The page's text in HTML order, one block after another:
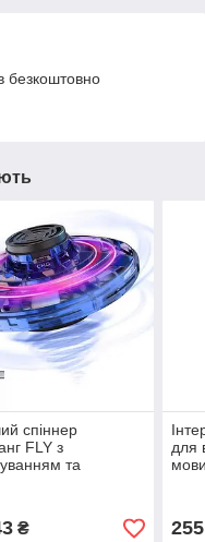
безкоштовно
спіннер
FLY з
та
₴
для